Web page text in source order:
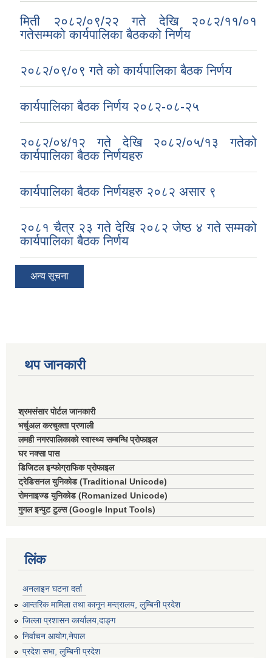
मिती २०८२/०९/२२ गते देखि २०८२/११/०१
गतेसम्मको कार्यपालिका बैठकको निर्णय
२०८२/०९/०९ गते को कार्यपालिका बैठक निर्णय
कार्यपालिका बैठक निर्णय २०८२-०८-२५
२०८२/०४/१२ गते देखि २०८२/०५/१३ गतेको
कार्यपालिका बैठक निर्णयहरु
कार्यपालिका बैठक निर्णयहरु २०८२ असार ९
२०८१ चैत्र २३ गते देखि २०८२ जेष्ठ ४ गते सम्मको
कार्यपालिका बैठक निर्णय
अन्य सूचना
थप जानकारी
श्रमसंसार पोर्टल जानकारी
भर्चुअल करचुक्ता प्रणाली
लमही नगरपालिकाको स्वास्थ्य सम्बन्धि प्रोफाइल
घर नक्सा पास
डिजिटल इन्फोग्राफिक प्रोफाइल
ट्रेडिसनल युनिकोड (Traditional Unicode)
रोमनाइज्ड युनिकोड (Romanized Unicode)
गुगल इन्पुट टुल्स (Google Input Tools)
लिंक
अनलाइन घटना दर्ता
आन्तरिक मामिला तथा कानून मन्त्रालय, लुम्बिनी प्रदेश
जिल्ला प्रशासन कार्यालय,दाङ्ग
निर्वाचन आयाेग,नेपाल
प्रदेश सभा, लुम्बिनी प्रदेश